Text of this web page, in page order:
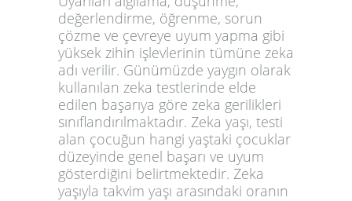
değerlendirme, öğrenme, sorun
çözme ve çevreye uyum yapma gibi
yüksek zihin işlevlerinin tümüne zeka
adı verilir. Günümüzde yaygın olarak
kullanılan zeka testlerinde elde
edilen başarıya göre zeka gerilikleri
sınıflandırılmaktadır. Zeka yaşı, testi
alan çocuğun hangi yaştaki çocuklar
düzeyinde genel başarı ve uyum
gösterdiğini belirtmektedir. Zeka
yaşıyla takvim yaşı arasındaki oranın